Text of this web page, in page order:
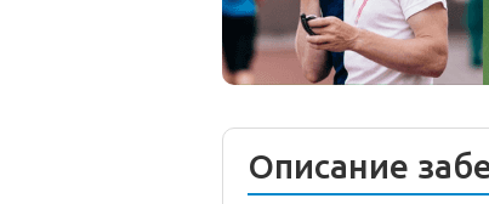
Описание